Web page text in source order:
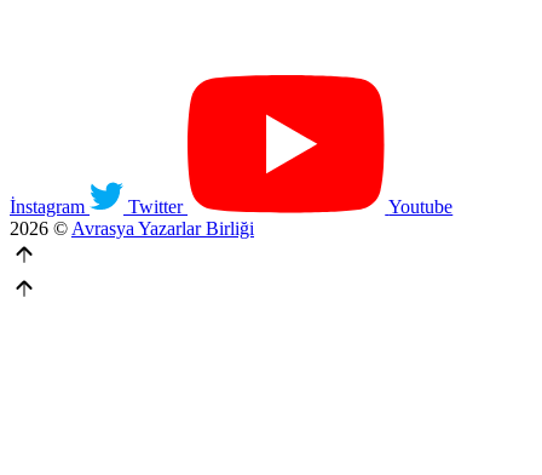
İnstagram Twitter
Youtube
2026 © Avrasya Yazarlar Birliği